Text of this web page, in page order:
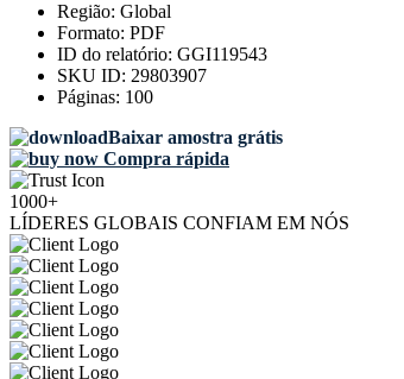
Região: Global
Formato: PDF
ID do relatório: GGI119543
SKU ID: 29803907
Páginas: 100
Baixar amostra grátis
Compra rápida
1000+
LÍDERES GLOBAIS CONFIAM EM NÓS